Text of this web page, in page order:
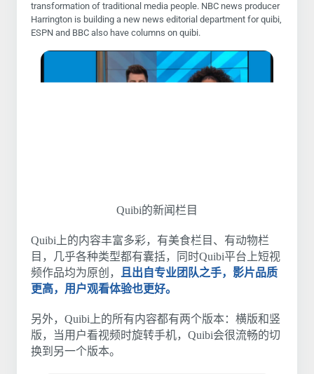
transformation of traditional media people. NBC news producer
Harrington is building a new news editorial department for quibi,
ESPN and BBC also have columns on quibi.
Quibi的新闻栏目
Quibi上的内容丰富多彩，有美食栏目、有动物栏
目，几乎各种类型都有囊括，同时Quibi平台上短视
频作品均为原创，
且 出自专业团队之手，影片品质
更高，用户观看体验也更好。
另外，Quibi上的所有内容都有两个版本：横版和竖
版，当用户看视频时旋转手机，Quibi会很流畅的切
换到另一个版本。